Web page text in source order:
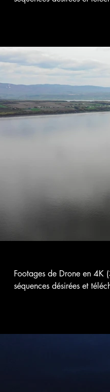
Footages de Drone en
séquences désirées et